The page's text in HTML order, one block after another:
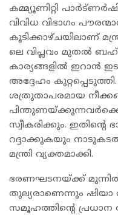
കമ്മ്യൂണിറ്റി
വിവിധ വിഭാഗം
കൂടിക്കാഴ്ചയിലാണ്
ലെ വിപ്ലവം മുതൽ
കാര്യങ്ങളിൽ ഇറാൻ
അദ്ദേഹം
ശത്രുതാപരമായ
സ്വീകരിക്കും. ഇതിന്റെ
റദ്ദാക്കുകയും
മന്ത്രി വ്യക്തമാക്കി.
ഭരണഘടനയ്ക്ക് മുന്നിൽ
തുല്യരാണെന്നും
സമൂഹത്തിന്റെ